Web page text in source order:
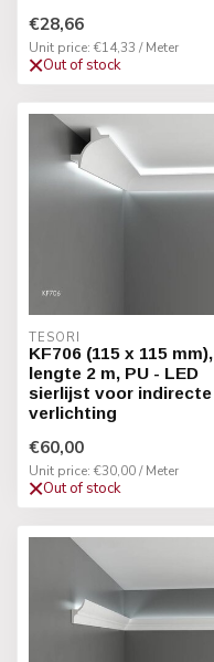
€28,66
Unit price: €14,33 / Meter
Out of stock
TESORI
KF706 (115 x 115 mm),
lengte 2 m, PU - LED
sierlijst voor indirecte
verlichting
€60,00
Unit price: €30,00 / Meter
Out of stock